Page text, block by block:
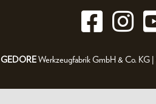
GEDOREWerkzeugfabrik GmbH & Co. KG